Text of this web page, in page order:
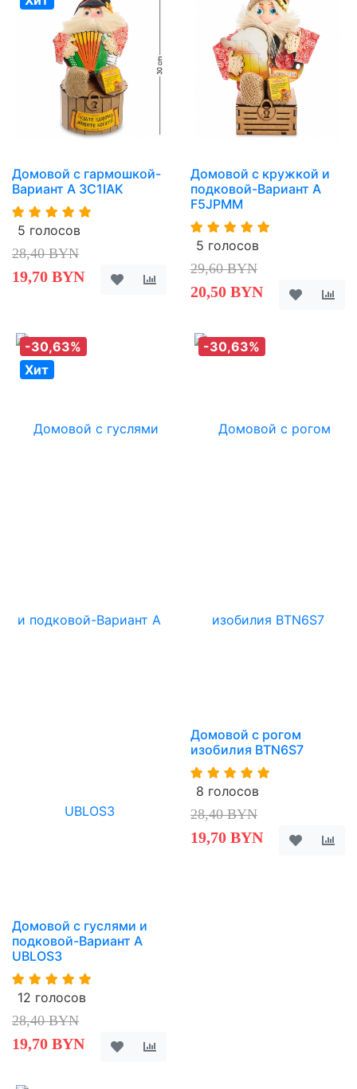
Домовой с гармошкой-
Вариант A 3C1IAK
5 голосов
28,40 BYN
19,70 BYN
Домовой с кружкой и
подковой-Вариант A
F5JPMM
5 голосов
29,60 BYN
20,50 BYN
-30,63%
Хит
Домовой с гуслями и
подковой-Вариант A
UBLOS3
12 голосов
28,40 BYN
19,70 BYN
-30,63%
Домовой с рогом
изобилия BTN6S7
8 голосов
28,40 BYN
19,70 BYN